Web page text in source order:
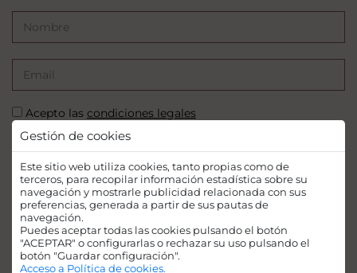
Gestión de cookies
Este sitio web utiliza cookies, tanto propias como de
terceros, para recopilar información estadística sobre su
navegación y mostrarle publicidad relacionada con sus
preferencias, generada a partir de sus pautas de
navegación.
Puedes aceptar todas las cookies pulsando el botón
"ACEPTAR" o configurarlas o rechazar su uso pulsando el
botón "Guardar configuración".
Acceso a Política de cookies.
Acepto las condiciones legales
Financiado por la Unión Europea - NextGenerationEU. Sin embargo, los
puntos de vista y las opiniones expresadas son únicamente los del autor o
autores y no reflejan necesariamente los de la Unión Europea o la Comisión